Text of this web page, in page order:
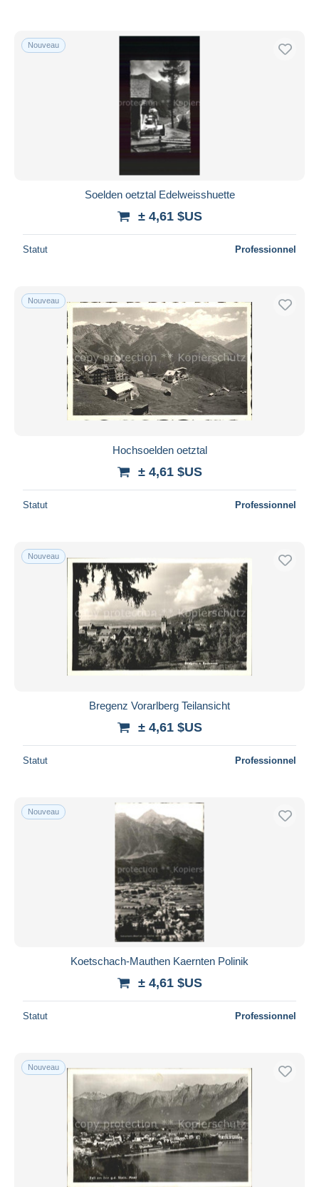
Nouveau
Soelden oetztal Edelweisshuette
± 4,61 $US
Statut Professionnel
Nouveau
Hochsoelden oetztal
± 4,61 $US
Statut Professionnel
Nouveau
Bregenz Vorarlberg Teilansicht
± 4,61 $US
Statut Professionnel
Nouveau
Koetschach-Mauthen Kaernten Polinik
± 4,61 $US
Statut Professionnel
Nouveau